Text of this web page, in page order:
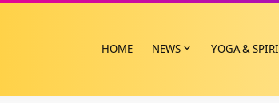
HOME NEWS YOGA &